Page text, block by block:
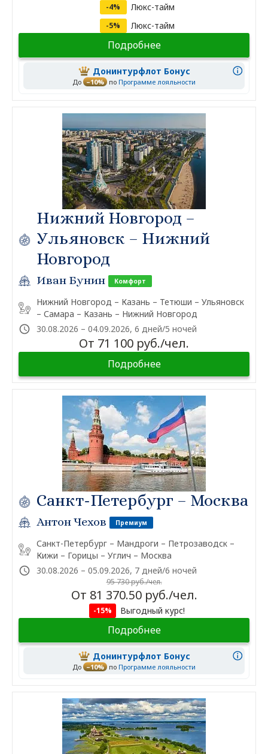
-4% Люкс-тайм
-5% Люкс-тайм
Подробнее
Донинтурфлот Бонус
До –10% по Программе лояльности
Нижний Новгород –
Ульяновск – Нижний
Новгород
Иван Бунин Комфорт
Нижний Новгород – Казань – Тетюши – Ульяновск
– Самара – Казань – Нижний Новгород
30.08.2026 – 04.09.2026, 6 дней/5 ночей
От 71 100 руб./чел.
Подробнее
Санкт-Петербург – Москва
Антон Чехов Премиум
Санкт-Петербург – Мандроги – Петрозаводск –
Кижи – Горицы – Углич – Москва
30.08.2026 – 05.09.2026, 7 дней/6 ночей
95 730 руб./чел.
От 81 370.50 руб./чел.
-15% Выгодный курс!
Подробнее
Донинтурфлот Бонус
До –10% по Программе лояльности